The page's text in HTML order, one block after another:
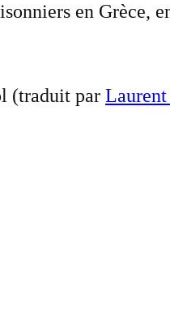
en Grèce,
(traduit par